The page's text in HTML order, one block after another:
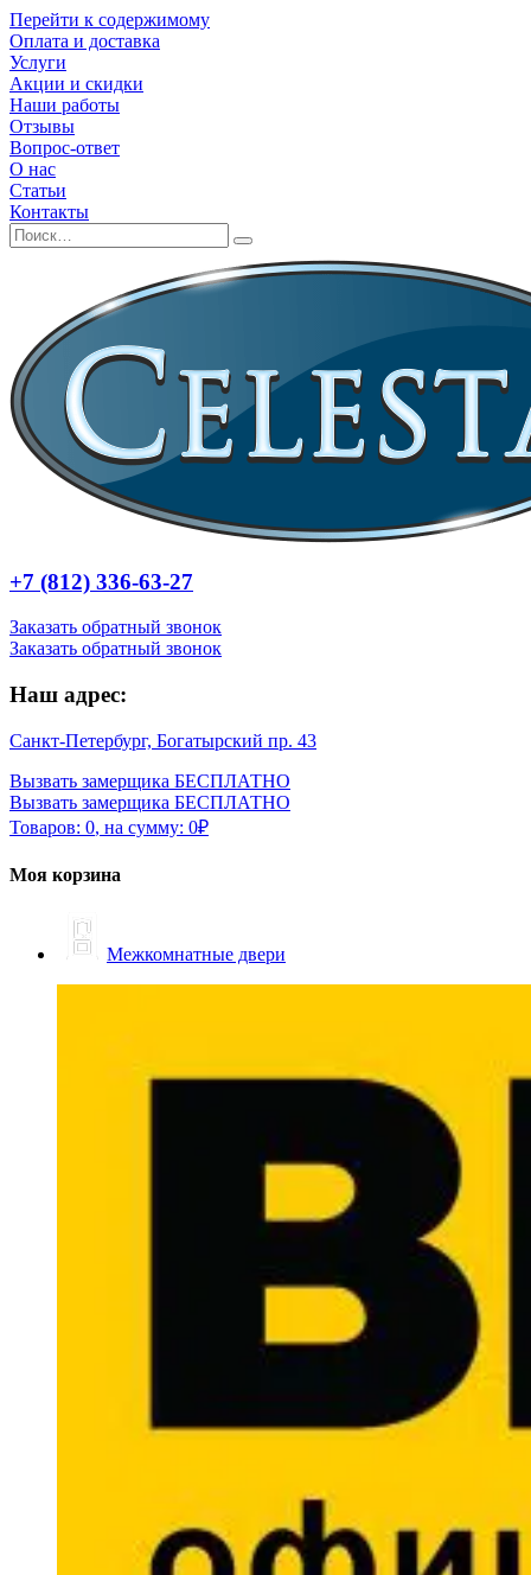
Перейти к содержимому
Оплата и доставка
Услуги
Акции и скидки
Наши работы
Отзывы
Вопрос-ответ
О нас
Статьи
Контакты
+7 (812) 336-63-27
Заказать обратный звонок
Заказать обратный звонок
Наш адрес:
Санкт-Петербург, Богатырский пр. 43
Вызвать замерщика БЕСПЛАТНО
Вызвать замерщика БЕСПЛАТНО
Товаров: 0, на сумму: 0₽
Моя корзина
Межкомнатные двери